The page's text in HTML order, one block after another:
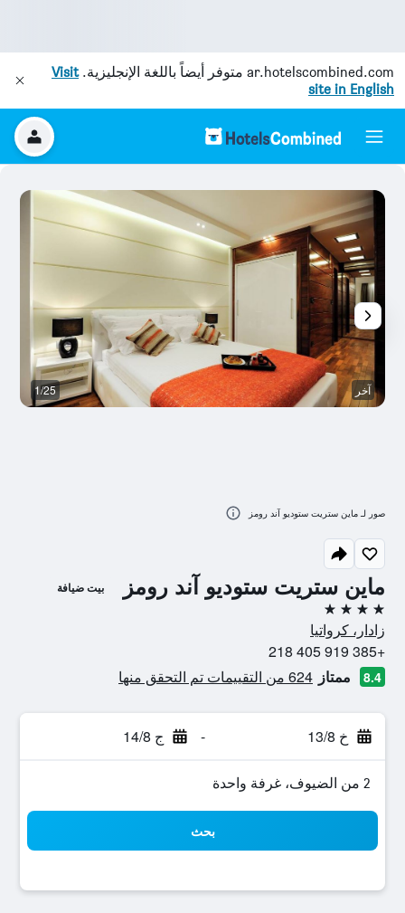
ar.hotelscombined.com متوفر أيضاً باللغة الإنجليزية.Visit
site in English
ماين ستريت ستوديو آند رومز بيت ضيافة
4 نجوم
زادار، كرواتيا
+385 919 405 218
8.4 ممتاز 624 من التقييمات تم التحقق منها
خ 13/8 - ج 14/8
2 من الضيوف، غرفة واحدة
بحث
آخر 1/25
صور لـ ماين ستريت ستوديو آند رومز